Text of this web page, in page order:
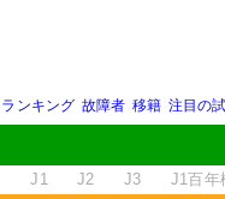
ランキング 故障者 移籍 注目の
J1 J2 J3 J1百年